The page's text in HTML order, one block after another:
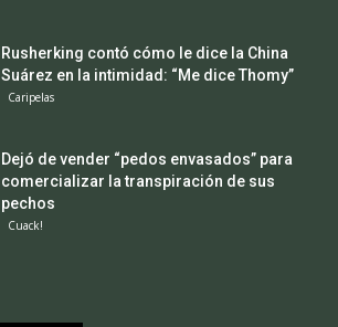
Rusherking contó cómo le dice la China
Suárez en la intimidad: “Me dice Thomy”
Caripelas
Dejó de vender “pedos envasados” para
comercializar la transpiración de sus
pechos
Cuack!